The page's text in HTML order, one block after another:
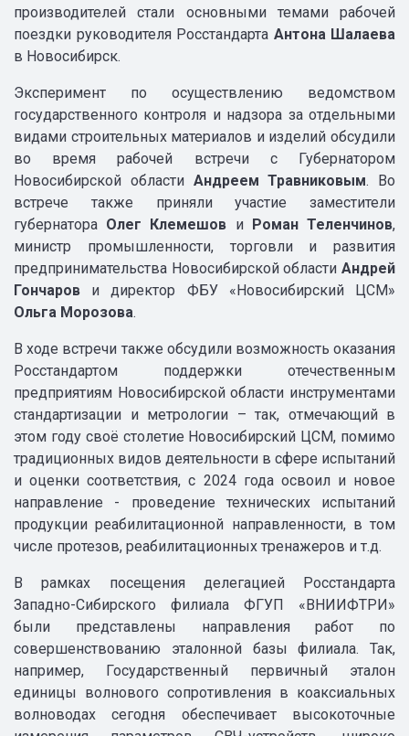
производителей стали основными темами рабочей
поездки руководителя Росстандарта Антона Шалаева
в Новосибирск.
Эксперимент по осуществлению ведомством
государственного контроля и надзора за отдельными
видами строительных материалов и изделий обсудили
во время рабочей встречи с Губернатором
Новосибирской области Андреем Травниковым. Во
встрече также приняли участие заместители
губернатора Олег Клемешов и Роман Теленчинов,
министр промышленности, торговли и развития
предпринимательства Новосибирской области Андрей
Гончаров и директор ФБУ «Новосибирский ЦСМ»
Ольга Морозова.
В ходе встречи также обсудили возможность оказания
Росстандартом поддержки отечественным
предприятиям Новосибирской области инструментами
стандартизации и метрологии – так, отмечающий в
этом году своё столетие Новосибирский ЦСМ, помимо
традиционных видов деятельности в сфере испытаний
и оценки соответствия, с 2024 года освоил и новое
направление - проведение технических испытаний
продукции реабилитационной направленности, в том
числе протезов, реабилитационных тренажеров и т.д.
В рамках посещения делегацией Росстандарта
Западно-Сибирского филиала ФГУП «ВНИИФТРИ»
были представлены направления работ по
совершенствованию эталонной базы филиала. Так,
например, Государственный первичный эталон
единицы волнового сопротивления в коаксиальных
волноводах сегодня обеспечивает высокоточные